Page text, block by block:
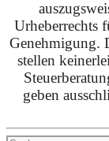
Urheberrechts
Genehmigung.
stellen
geben